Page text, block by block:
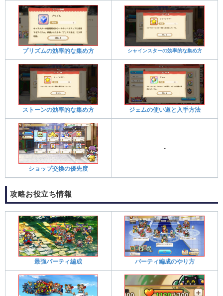
プリズムの効率的な集め方 シャインスターの効率的な集め方
ストーンの効率的な集め方 ジェムの使い道と入手方法
ショップ交換の優先度
-
攻略お役立ち情報
最強パーティ編成 パーティ編成のやり方